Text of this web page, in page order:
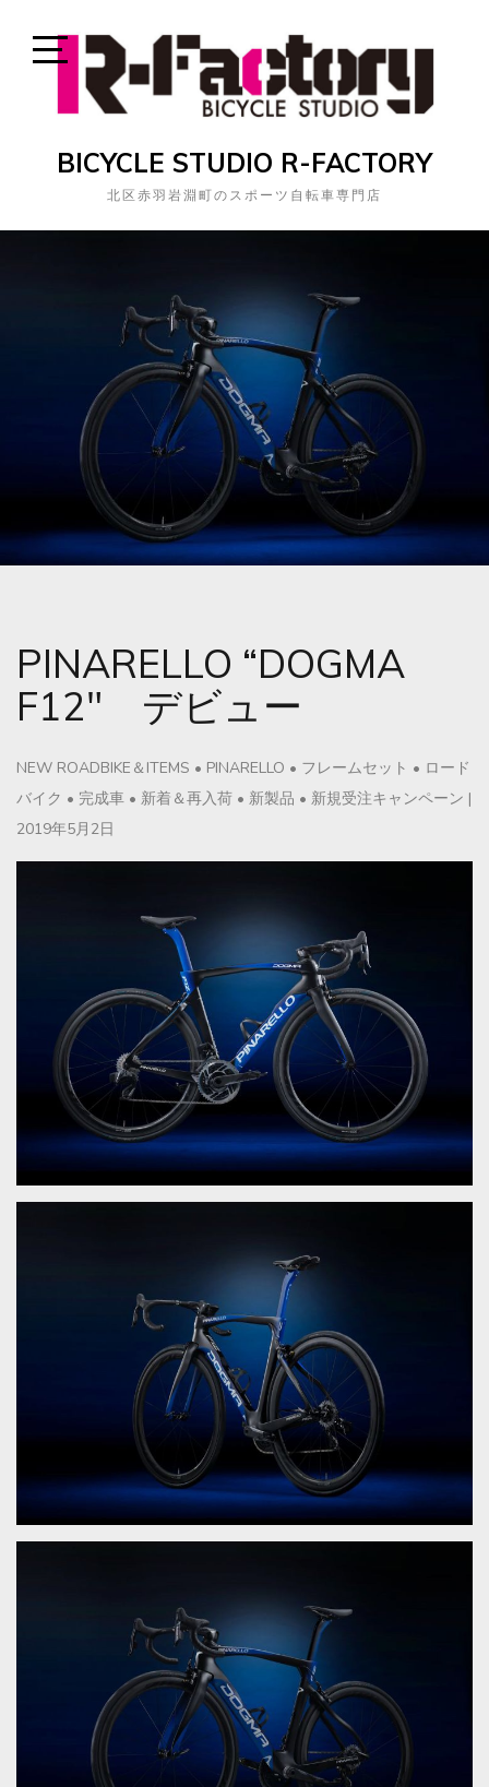
Open
Sidebar
BICYCLE STUDIO R-FACTORY
北区赤羽岩淵町のスポーツ自転車専門店
PINARELLO “DOGMA
F12″ デビュー
NEW ROADBIKE＆ITEMS • PINARELLO • フレームセット • ロード
バイク • 完成車 • 新着＆再入荷 • 新製品 • 新規受注キャンペーン |
2019年5月2日